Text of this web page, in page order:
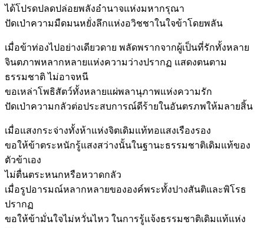
ได้โปรดปลดปล่อยพลังอำนาจแห่งมหากรุณา
ปัดเป่าความมืดมนหยั่งลึกแห่งอวิชชาในใจข้าโดยพลัน
เมื่อข้าท่องไปอย่างเดียวดาย พลัดพรากจากผู้เป็นที่รักทั้งหลาย
จินตภาพหลากหลายแห่งความว่างปรากฏ แสดงตนตาม
ธรรมชาติ ไม่อาจหนี
ขอเหล่าโพธิสัตว์ทั้งหลายแผ่พลานุภาพแห่งความรัก
ปัดเป่าความกลัวต่อประสบการณ์ดีร้ายในอันตรภพให้มลายสิ้น
เมื่อแสงกระจ่างทั้งห้าแห่งจิตเดิมแท้ทอแสงเรืองรอง
ขอให้ข้าตระหนักรู้แสงสว่างนั้นในฐานะธรรมชาติเดิมแท้ของ
ตัวข้าเอง
ไม่ตื่นตระหนกหรือหวาดกลัว
เมื่อรูปอารมณ์หลากหลายขององค์พระทั้งปางสันติและพิโรธ
ปรากฏ
ขอให้ข้ามั่นใจไม่หวั่นไหว ในการรู้แจ้งธรรมชาติเดิมแท้แห่ง